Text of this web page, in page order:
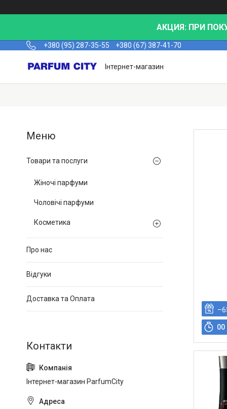
АКЦИЯ: ПРИ
+380 (95) 287-35-55 +380 (67) 387-41-70
Інтернет-магазин
00
Товари та послуги
Жіночі парфуми
Чоловічі парфуми
Косметика
Про нас
Відгуки
Доставка та Оплата
Інтернет-магазин ParfumCity